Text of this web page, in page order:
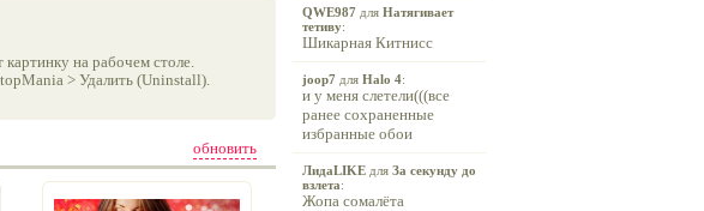
на рабочем столе.
> Удалить (Uninstall).
обновить
QWE987 для Натягивает
тетиву:
Шикарная Китнисс
joop7 для Halo 4:
и у меня слетели(((все
ранее сохраненные
избранные обои
ЛидаLIKE для За секунду до
взлета:
Жопа сомалёта